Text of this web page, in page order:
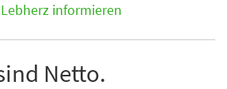
informieren
Netto.